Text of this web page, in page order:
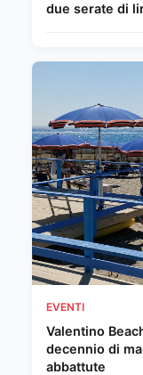
due serate di
EVENTI
Valentino
decennio di
abbattute